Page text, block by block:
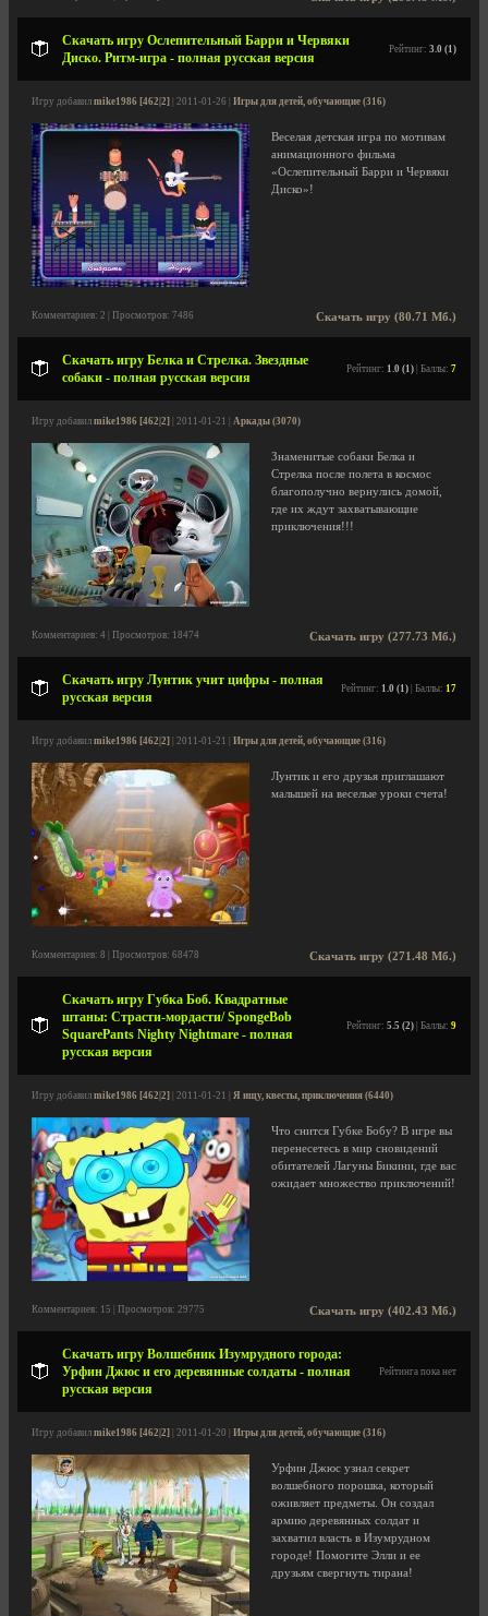
Скачать игру Ослепительный Барри и Червяки
Диско. Ритм-игра - полная русская версия
Рейтинг: 3.0 (1)
Игру добавил mike1986 [462|2] | 2011-01-26 | Игры для детей, обучающие (316)
Веселая детская игра по мотивам
анимационного фильма
«Ослепительный Барри и Червяки
Диско»!
Скачать игру (80.71 Мб.)
Комментариев: 2 | Просмотров: 7486
Скачать игру Белка и Стрелка. Звездные
собаки - полная русская версия
Рейтинг: 1.0 (1) | Баллы: 7
Игру добавил mike1986 [462|2] | 2011-01-21 | Аркады (3070)
Знаменитые собаки Белка и
Стрелка после полета в космос
благополучно вернулись домой,
где их ждут захватывающие
приключения!!!
Скачать игру (277.73 Мб.)
Комментариев: 4 | Просмотров: 18474
Скачать игру Лунтик учит цифры - полная
русская версия
Рейтинг: 1.0 (1) | Баллы: 17
Игру добавил mike1986 [462|2] | 2011-01-21 | Игры для детей, обучающие (316)
Лунтик и его друзья приглашают
малышей на веселые уроки счета!
Скачать игру (271.48 Мб.)
Комментариев: 8 | Просмотров: 68478
Скачать игру Губка Боб. Квадратные
штаны: Страсти-мордасти/ SpongeBob
SquarePants Nighty Nightmare - полная
русская версия
Рейтинг: 5.5 (2) | Баллы: 9
Игру добавил mike1986 [462|2] | 2011-01-21 | Я ищу, квесты, приключения (6440)
Что снится Губке Бобу? В игре вы
перенесетесь в мир сновидений
обитателей Лагуны Бикини, где вас
ожидает множество приключений!
Скачать игру (402.43 Мб.)
Комментариев: 15 | Просмотров: 29775
Скачать игру Волшебник Изумрудного города:
Урфин Джюс и его деревянные солдаты - полная
русская версия
Рейтинга пока нет
Игру добавил mike1986 [462|2] | 2011-01-20 | Игры для детей, обучающие (316)
Урфин Джюс узнал секрет
волшебного порошка, который
оживляет предметы. Он создал
армию деревянных солдат и
захватил власть в Изумрудном
городе! Помогите Элли и ее
друзьям свергнуть тирана!